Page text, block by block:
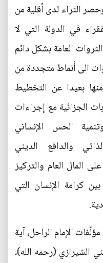
الثراء لدى أقلية من
في الدولة التي لا
العامة بشكل دائم
الى أنماط متجددة من
بعيدا عن التخطيط
الجزائية مع إجراءات
الحس الإنساني
والدافع الديني
المال العام والتركيز
كرامة الإنسان التي
الإمام الراحل، آية
الشيرازي (رحمه الله)،